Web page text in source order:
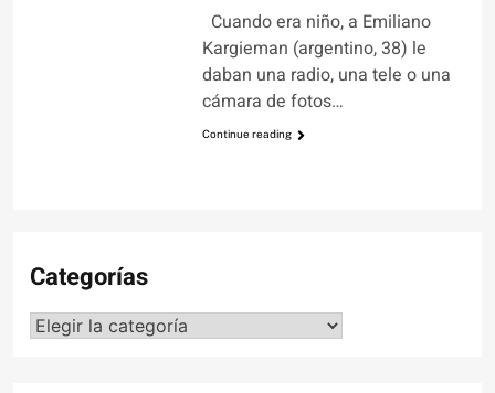
Cuando era niño, a Emiliano
Kargieman (argentino, 38) le
daban una radio, una tele o una
cámara de fotos…
Continue reading
Categorías
Categorías